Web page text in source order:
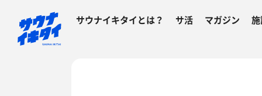
サウナイキタイとは？ サ活 マガジン